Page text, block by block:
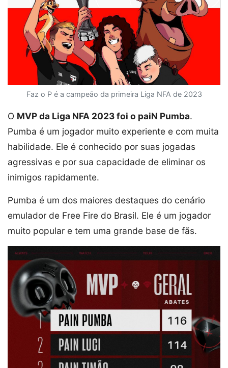
Faz o P é a campeão da primeira Liga NFA de 2023
O MVP da Liga NFA 2023 foi o paiN Pumba.
Pumba é um jogador muito experiente e com muita
habilidade. Ele é conhecido por suas jogadas
agressivas e por sua capacidade de eliminar os
inimigos rapidamente.
Pumba é um dos maiores destaques do cenário
emulador de Free Fire do Brasil. Ele é um jogador
muito popular e tem uma grande base de fãs.